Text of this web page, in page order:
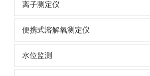
离子测定仪
便携式溶解氧测定仪
水位监测